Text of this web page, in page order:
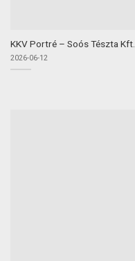
KKV Portré – Soós Tészta Kft.
2026-06-12